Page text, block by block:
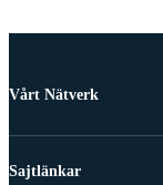
Vårt Nätverk
Sajtlänkar